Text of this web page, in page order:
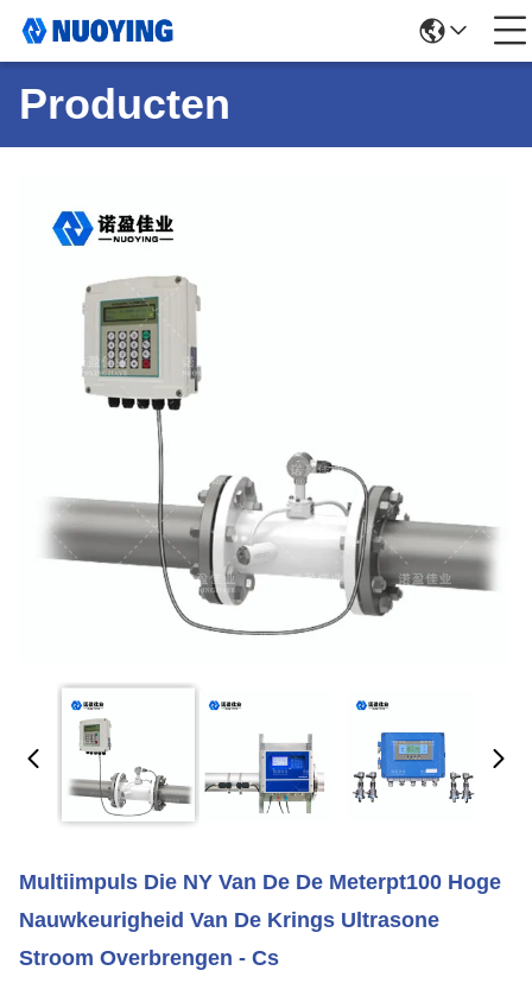
Producten
Multiimpuls Die NY Van De De Meterpt100 Hoge
Nauwkeurigheid Van De Krings Ultrasone
Stroom Overbrengen - Cs